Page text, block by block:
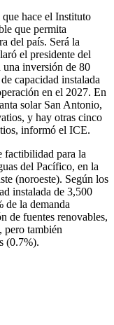
hace el Instituto
que permita
del país. Será la
el presidente del
inversión de 80
capacidad instalada
en el 2027. En
solar San Antonio,
y hay otras cinco
informó el ICE.
factibilidad para la
del Pacífico, en la
(noroeste). Según los
instalada de 3,500
de la demanda
de fuentes renovables,
pero también
(0.7%).